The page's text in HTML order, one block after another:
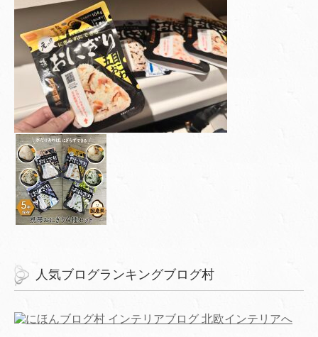
人気ブログランキングブログ村